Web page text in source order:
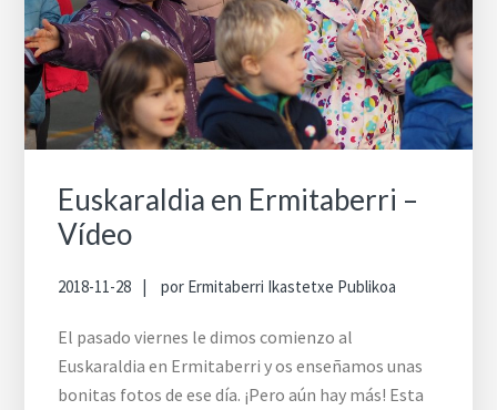
Euskaraldia en Ermitaberri –
Vídeo
2018-11-28 por Ermitaberri Ikastetxe Publikoa
El pasado viernes le dimos comienzo al
Euskaraldia en Ermitaberri y os enseñamos unas
bonitas fotos de ese día. ¡Pero aún hay más! Esta